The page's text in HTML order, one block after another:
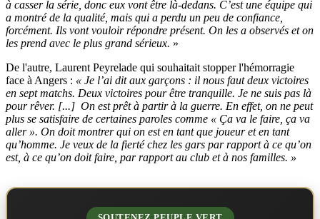
à casser la série, donc eux vont être là-dedans. C’est une équipe qui
a montré de la qualité, mais qui a perdu un peu de confiance,
forcément. Ils vont vouloir répondre présent. On les a observés et on
les prend avec le plus grand sérieux. »
De l'autre, Laurent Peyrelade qui souhaitait stopper l'hémorragie
face à Angers : « Je l’ai dit aux garçons : il nous faut deux victoires
en sept matchs. Deux victoires pour être tranquille. Je ne suis pas là
pour rêver. [...] On est prêt à partir à la guerre. En effet, on ne peut
plus se satisfaire de certaines paroles comme « Ça va le faire, ça va
aller ». On doit montrer qui on est en tant que joueur et en tant
qu’homme. Je veux de la fierté chez les gars par rapport à ce qu’on
est, à ce qu’on doit faire, par rapport au club et à nos familles. »